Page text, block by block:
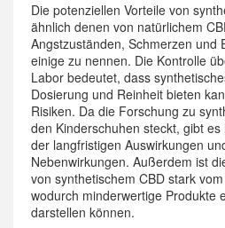
Die potenziellen Vorteile von
ähnlich denen von natürlichem
Angstzuständen, Schmerzen und
einige zu nennen. Die Kontrolle
Labor bedeutet, dass
Dosierung und Reinheit bieten
Risiken. Da die Forschung zu
den Kinderschuhen steckt, gibt
der langfristigen Auswirkungen
Nebenwirkungen. Außerdem ist
von synthetischem CBD stark
wodurch minderwertige Produkte
darstellen können.